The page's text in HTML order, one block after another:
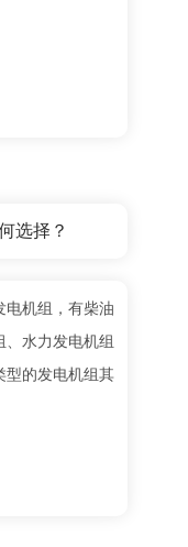
选择？
电机组，有柴油
、水力发电机组
型的发电机组其